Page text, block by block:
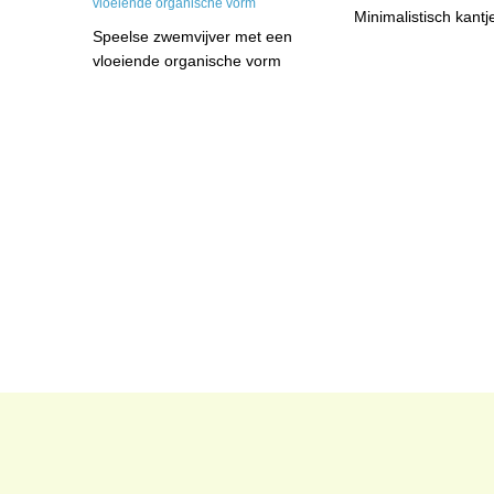
Speelse zwemvijver met een
vloeiende organische vorm
Minimalistisch